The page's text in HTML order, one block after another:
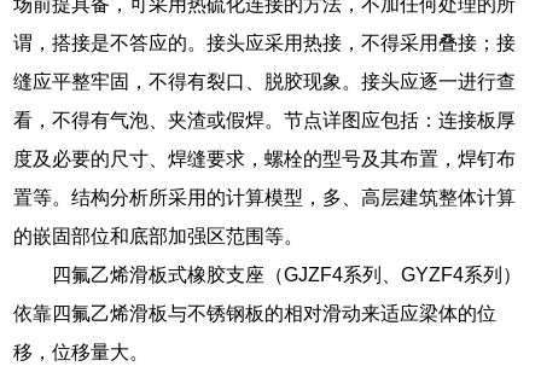
谓，搭接是不答应的。接头应采用热接，不得采用叠接；接
缝应平整牢固，不得有裂口、脱胶现象。接头应逐一进行查
看，不得有气泡、夹渣或假焊。节点详图应包括：连接板厚
度及必要的尺寸、焊缝要求，螺栓的型号及其布置，焊钉布
置等。结构分析所采用的计算模型，多、高层建筑整体计算
的嵌固部位和底部加强区范围等。
四氟乙烯滑板式橡胶支座（GJZF4系列、GYZF4系列）
依靠四氟乙烯滑板与不锈钢板的相对滑动来适应梁体的位
移，位移量大。